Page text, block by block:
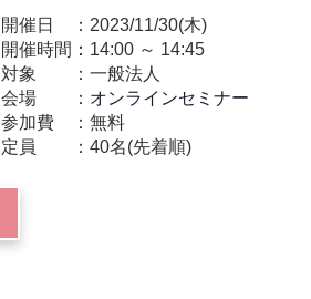
開催日
2023/11/30(木)
開催時間： 14:00～ 14:45
対象
一般法人
会場
オンラインセミナー
参加費
無料
定員
40名(先着順)